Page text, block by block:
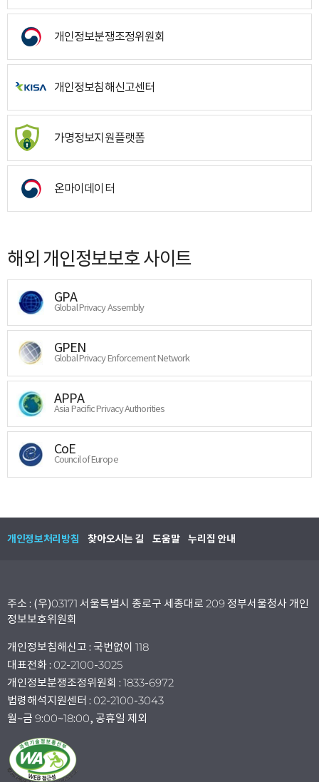
개인정보분쟁조정위원회
개인정보침해신고센터
가명정보지원플랫폼
온마이데이터
해외 개인정보보호 사이트
GPA
Global Privacy Assembly
GPEN
Global Privacy Enforcement Network
APPA
Asia Pacific Privacy Authorities
CoE
Council of Europe
개인정보처리방침 찾아오시는 길 도움말 누리집 안내
주소 : (우)03171 서울특별시 종로구 세종대로 209 정부서울청사 개인
정보보호위원회
개인정보침해신고 : 국번없이 118
대표전화 : 02-2100-3025
개인정보분쟁조정위원회 : 1833-6972
법령해석지원센터 : 02-2100-3043
월~금 9:00~18:00, 공휴일 제외